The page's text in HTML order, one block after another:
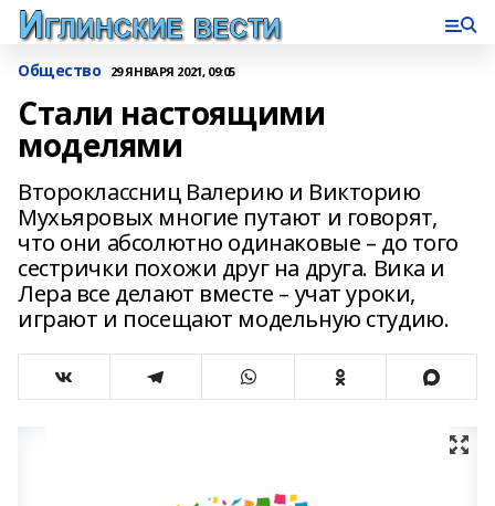
Общество 29 ЯНВАРЯ 2021, 09:05
Стали настоящими
моделями
Второклассниц Валерию и Викторию
Мухьяровых многие путают и говорят,
что они абсолютно одинаковые – до того
сестрички похожи друг на друга. Вика и
Лера все делают вместе – учат уроки,
играют и посещают модельную студию.